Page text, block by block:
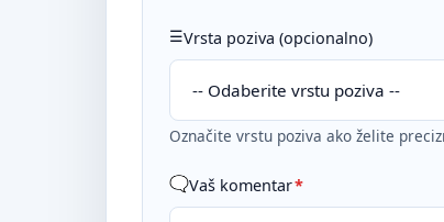
Vrsta poziva (opcionalno)
Označite vrstu poziva ako želite
Vaš komentar*